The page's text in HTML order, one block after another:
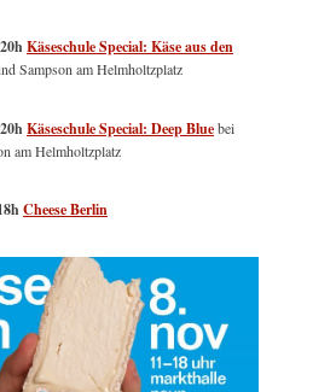
Käseschule Special: Käse aus den
Sampson am Helmholtzplatz
Käseschule Special: Deep Bluebei
am Helmholtzplatz
Cheese Berlin